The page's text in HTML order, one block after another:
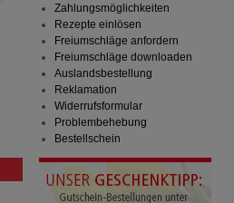
Zahlungsmöglichkeiten
Rezepte einlösen
Freiumschläge anfordern
Freiumschläge downloaden
Auslandsbestellung
Reklamation
Widerrufsformular
Problembehebung
Bestellschein